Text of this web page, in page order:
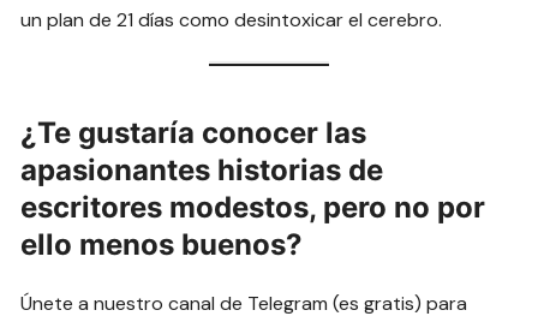
un plan de 21 días como desintoxicar el cerebro.
¿Te gustaría conocer las
apasionantes historias de
escritores modestos, pero no por
ello menos buenos?
Únete a nuestro canal de Telegram (es gratis) para